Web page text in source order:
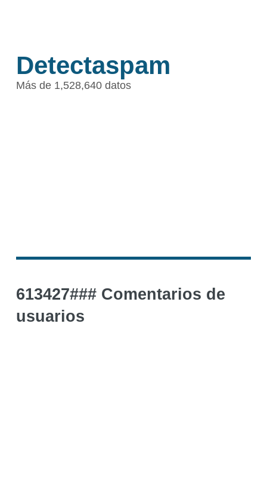
Detectaspam
Más de 1,528,640 datos
613427### Comentarios de
usuarios